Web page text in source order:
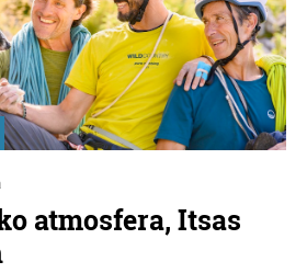
atmosfera, Itsas